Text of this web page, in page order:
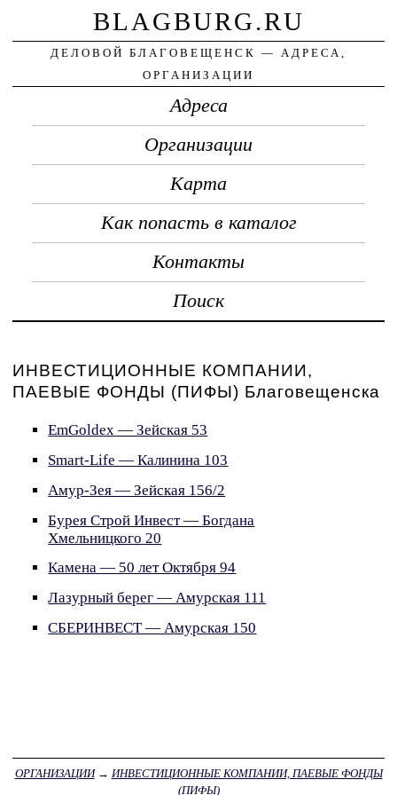
BLAGBURG.RU
ДЕЛОВОЙ БЛАГОВЕЩЕНСК — АДРЕСА,
ОРГАНИЗАЦИИ
Адреса
Организации
Карта
Как попасть в каталог
Контакты
Поиск
ИНВЕСТИЦИОННЫЕ КОМПАНИИ,
ПАЕВЫЕ ФОНДЫ (ПИФЫ) Благовещенска
EmGoldex — Зейская 53
Smart-Life — Калинина 103
Амур-Зея — Зейская 156/2
Бурея Строй Инвест — Богдана
Хмельницкого 20
Камена — 50 лет Октября 94
Лазурный берег — Амурская 111
СБЕРИНВЕСТ — Амурская 150
ОРГАНИЗАЦИИ→ ИНВЕСТИЦИОННЫЕ КОМПАНИИ, ПАЕВЫЕ ФОНДЫ
(ПИФЫ)